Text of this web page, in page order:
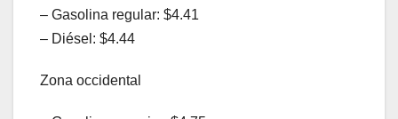
– Gasolina regular: $4.41
– Diésel: $4.44
Zona occidental